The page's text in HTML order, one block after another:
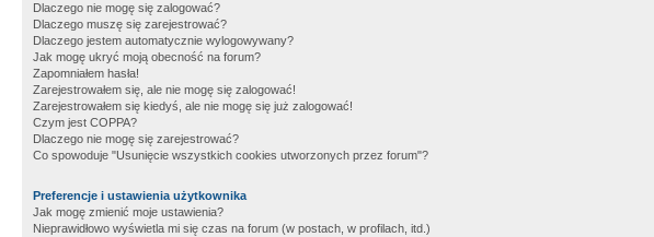
Dlaczego nie mogę się zalogować?
Dlaczego muszę się zarejestrować?
Dlaczego jestem automatycznie wylogowywany?
Jak mogę ukryć moją obecność na forum?
Zapomniałem hasła!
Zarejestrowałem się, ale nie mogę się zalogować!
Zarejestrowałem się kiedyś, ale nie mogę się już zalogować!
Czym jest COPPA?
Dlaczego nie mogę się zarejestrować?
Co spowoduje "Usunięcie wszystkich cookies utworzonych przez forum"?
Preferencje i ustawienia użytkownika
Jak mogę zmienić moje ustawienia?
Nieprawidłowo wyświetla mi się czas na forum (w postach, w profilach, itd.)